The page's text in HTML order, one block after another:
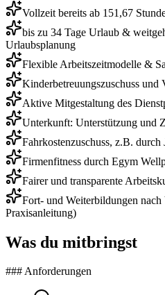
Vollzeit bereits ab 151,67
bis zu 34 Tage Urlaub &
Urlaubsplanung
Flexible Arbeitszeitmodelle &
Kinderbetreuungszuschuss
Aktive Mitgestaltung des
Unterkunft: Unterstützung und
Fahrkostenzuschuss, z.B.
Firmenfitness durch Egym
Fairer und transparente
Fort- und Weiterbildungen
Praxisanleitung)
Was du mitbringst
### Anforderungen